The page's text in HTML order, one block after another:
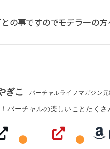
の事ですのでモデラ―の方
ぎこ バーチャルライフマガジン元
バーチャルの楽しいことたくさ